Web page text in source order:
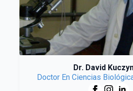
Dr. David
Doctor En Ciencias